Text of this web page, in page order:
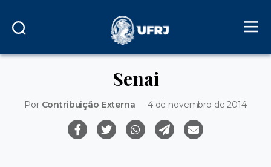
Senai
Por Contribuição Externa 4 de novembro de 2014